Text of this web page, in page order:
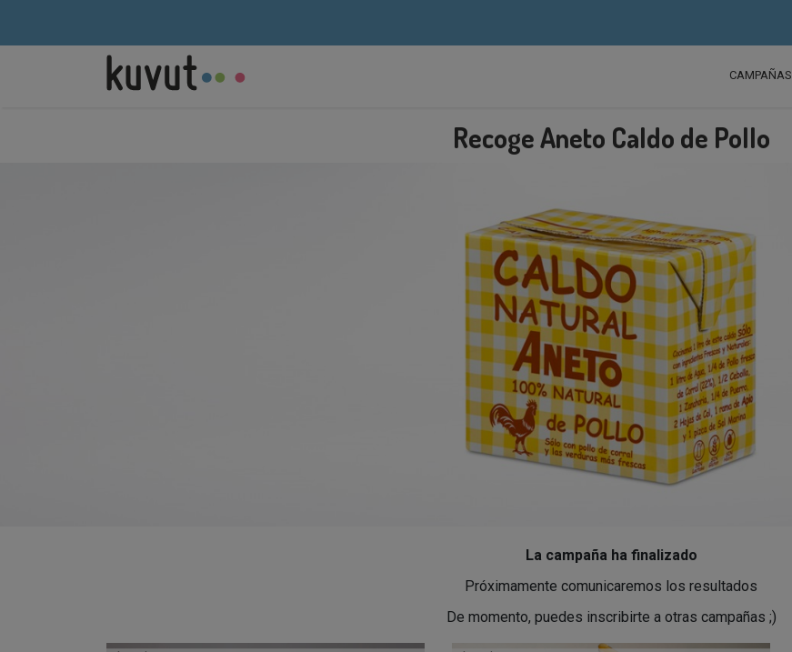
CAMPAÑAS
Recoge Aneto Caldo de Pollo
La campaña ha finalizado
Próximamente comunicaremos los resultados
De momento, puedes inscribirte a otras campañas ;)